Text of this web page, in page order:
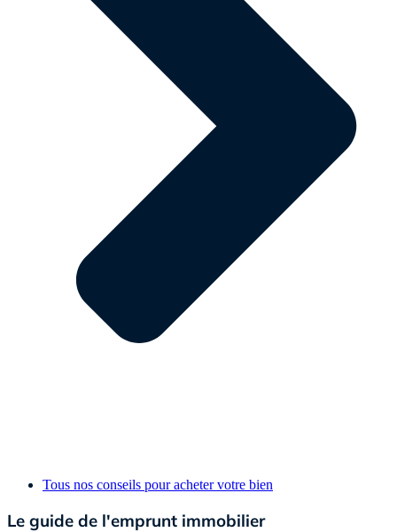
Tous nos conseils pour acheter votre bien
Le guide de l'emprunt immobilier